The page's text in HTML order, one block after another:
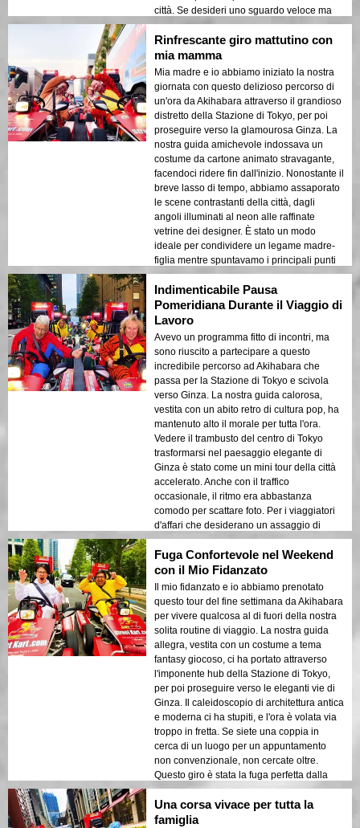
città. Se desideri uno sguardo veloce ma
emozionante sulla Tokyo moderna, questo
giro è un vincitore! 🚀
Rinfrescante giro mattutino con
mia mamma
Mia madre e io abbiamo iniziato la nostra
giornata con questo delizioso percorso di
un'ora da Akihabara attraverso il grandioso
distretto della Stazione di Tokyo, per poi
proseguire verso la glamourosa Ginza. La
nostra guida amichevole indossava un
costume da cartone animato stravagante,
facendoci ridere fin dall'inizio. Nonostante il
breve lasso di tempo, abbiamo assaporato
le scene contrastanti della città, dagli
angoli illuminati al neon alle raffinate
vetrine dei designer. È stato un modo
ideale per condividere un legame madre-
figlia mentre spuntavamo i principali punti
di riferimento di Tokyo. Altamente
raccomandato per un dolce avventura
mattutina!
Indimenticabile Pausa
Pomeridiana Durante il Viaggio di
Lavoro
Avevo un programma fitto di incontri, ma
sono riuscito a partecipare a questo
incredibile percorso ad Akihabara che
passa per la Stazione di Tokyo e scivola
verso Ginza. La nostra guida calorosa,
vestita con un abito retro di cultura pop, ha
mantenuto alto il morale per tutta l'ora.
Vedere il trambusto del centro di Tokyo
trasformarsi nel paesaggio elegante di
Ginza è stato come un mini tour della città
accelerato. Anche con il traffico
occasionale, il ritmo era abbastanza
comodo per scattare foto. Per i viaggiatori
d'affari che desiderano un assaggio di
Tokyo veloce ma vibrante, questo è
perfetto!
Fuga Confortevole nel Weekend
con il Mio Fidanzato
Il mio fidanzato e io abbiamo prenotato
questo tour del fine settimana da Akihabara
per vivere qualcosa al di fuori della nostra
solita routine di viaggio. La nostra guida
allegra, vestita con un costume a tema
fantasy giocoso, ci ha portato attraverso
l'imponente hub della Stazione di Tokyo,
per poi proseguire verso le eleganti vie di
Ginza. Il caleidoscopio di architettura antica
e moderna ci ha stupiti, e l'ora è volata via
troppo in fretta. Se siete una coppia in
cerca di un luogo per un appuntamento
non convenzionale, non cercate oltre.
Questo giro è stata la fuga perfetta dalla
nostra frenesia quotidiana!
Una corsa vivace per tutta la
famiglia